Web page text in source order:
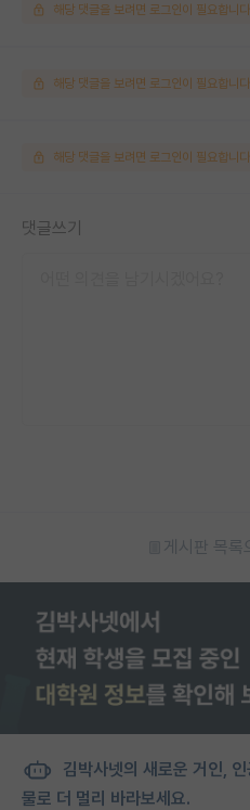
해당 댓글을 보려면 로그인이 필요합니
해당 댓글을 보려면 로그인이 필요합니
해당 댓글을 보려면 로그인이 필요합니
댓글쓰기
게시판 목록
김박사넷의 새로운 거인,
물로 더 멀리 바라보세요.